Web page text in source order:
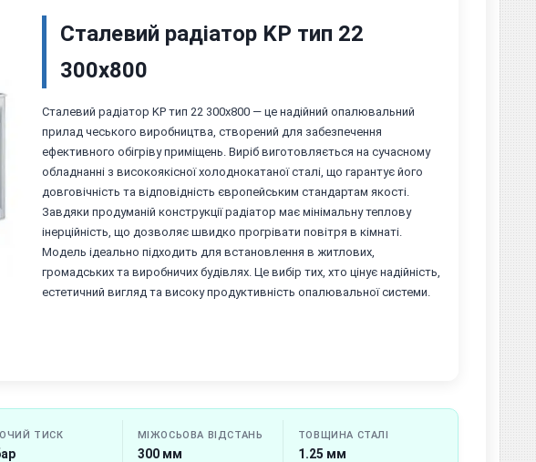
Сталевий радіатор KP тип 22
300х800
Сталевий радіатор KP тип 22 300х800 — це надійний опалювальний
прилад чеського виробництва, створений для забезпечення
ефективного обігріву приміщень. Виріб виготовляється на сучасному
обладнанні з високоякісної холоднокатаної сталі, що гарантує його
довговічність та відповідність європейським стандартам якості.
Завдяки продуманій конструкції радіатор має мінімальну теплову
інерційність, що дозволяє швидко прогрівати повітря в кімнаті.
Модель ідеально підходить для встановлення в житлових,
громадських та виробничих будівлях. Це вибір тих, хто цінує надійність,
естетичний вигляд та високу продуктивність опалювальної системи.
ТИСК МІЖОСЬОВА ВІДСТАНЬ
300 мм
ТОВЩИНА СТАЛІ
1.25 мм